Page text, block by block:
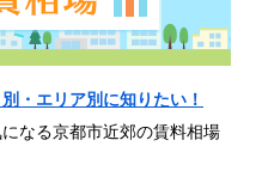
・エリア別に知りたい！
なる京都市近郊の賃料相場